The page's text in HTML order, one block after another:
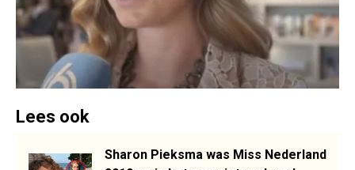
Lees ook
Sharon Pieksma was Miss Nederland